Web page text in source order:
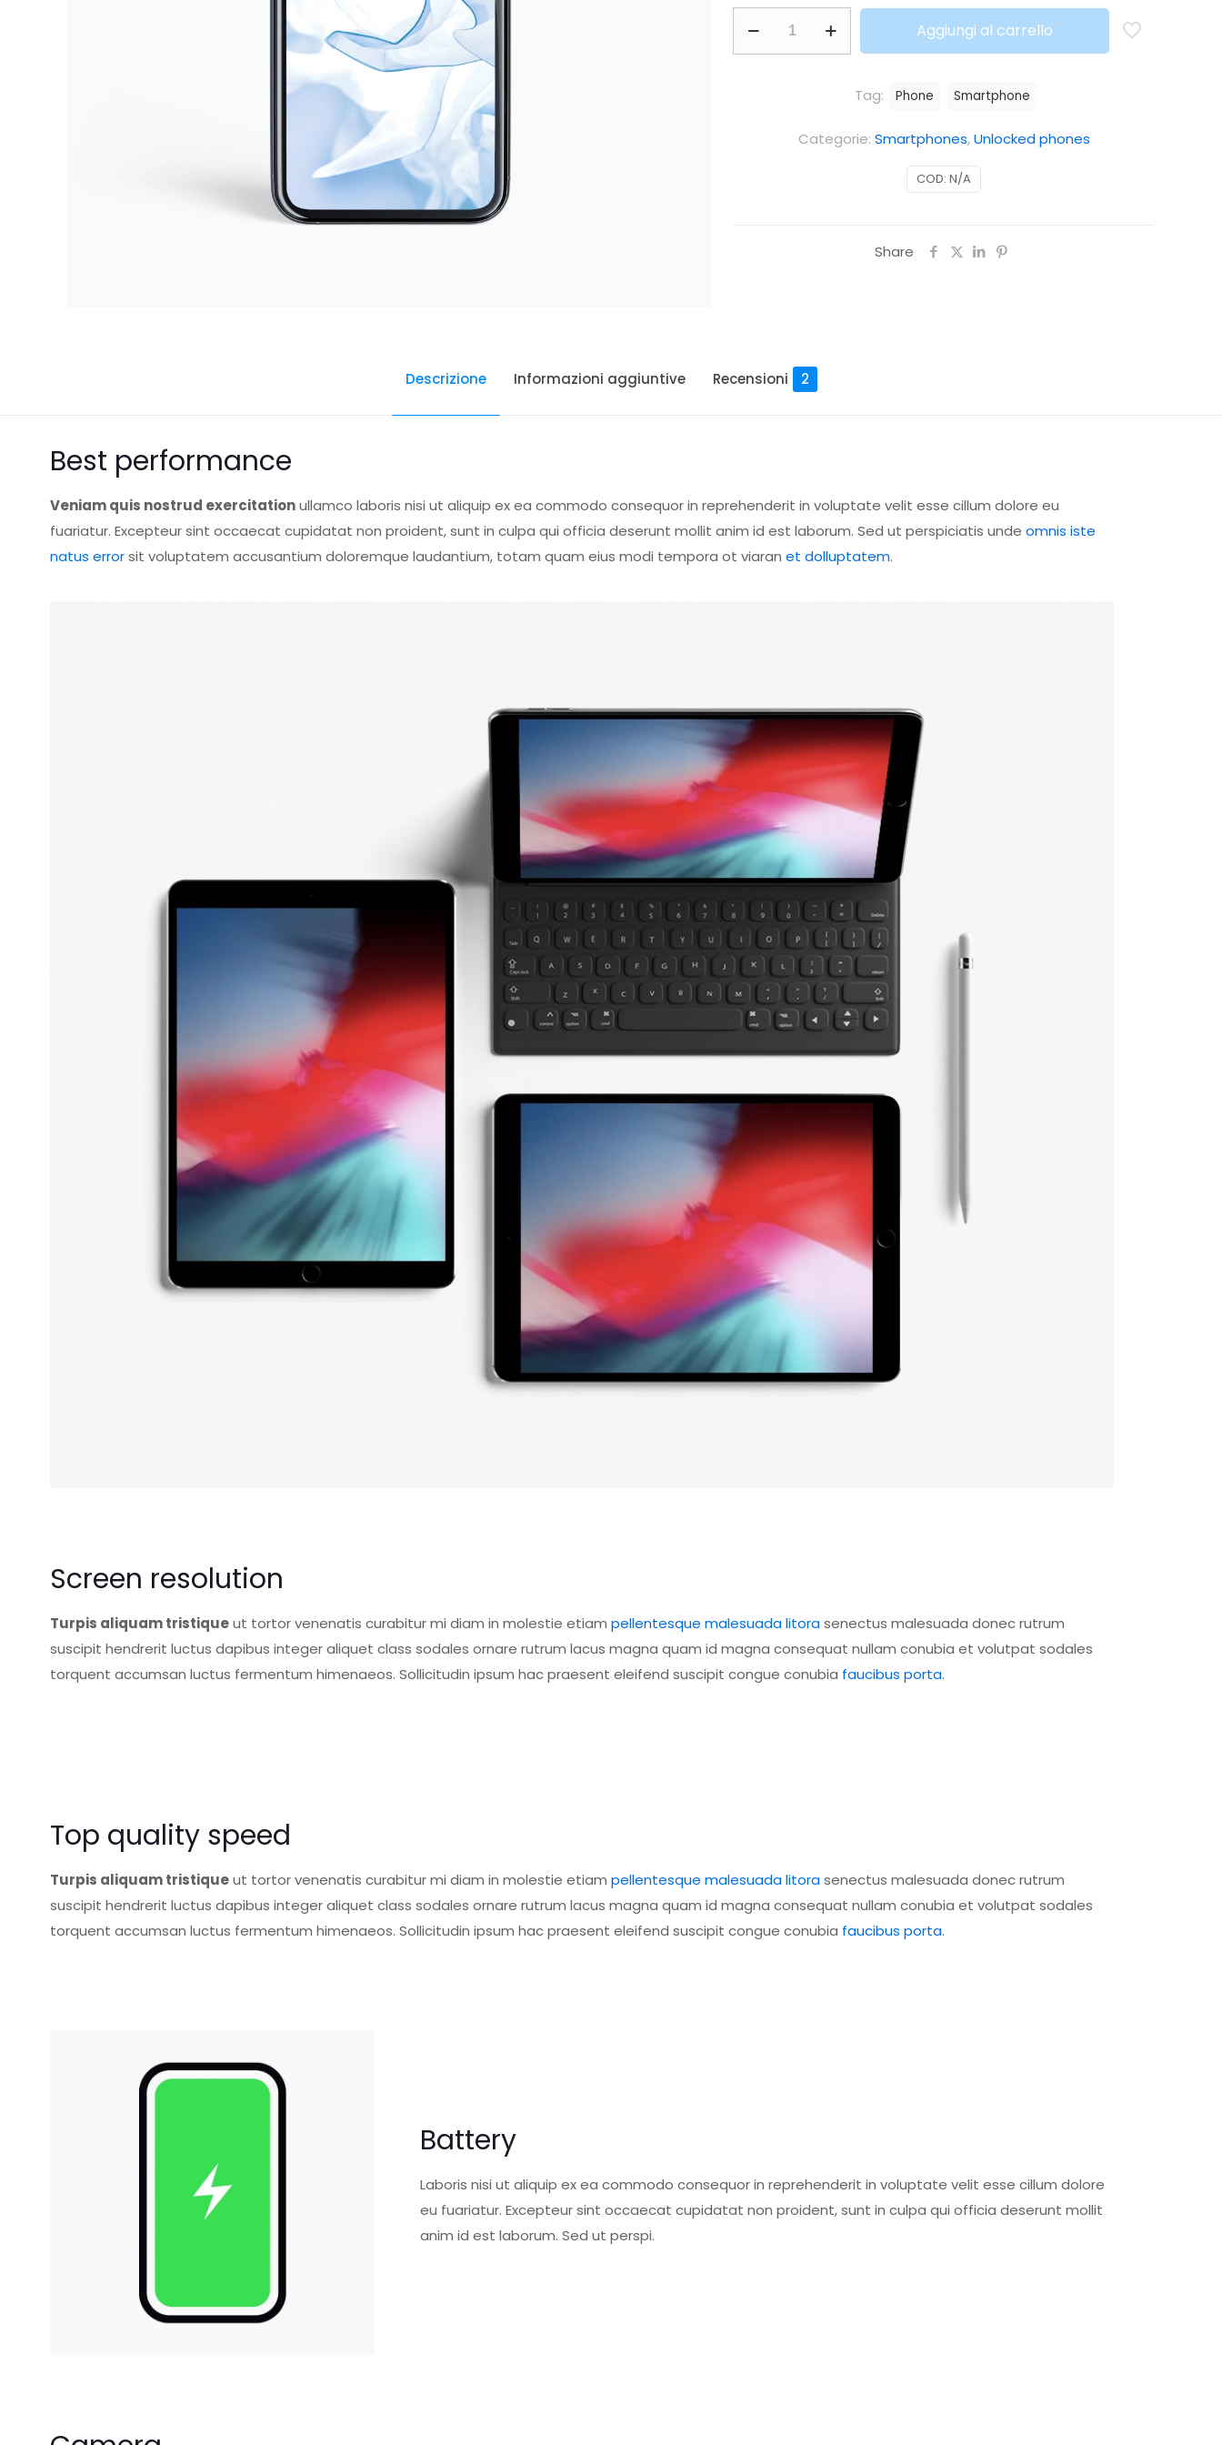
Aggiungi al carrello
COD: N/A
Categorie: Smartphones,Unlocked phones
Tag: Phone Smartphone
Share
Descrizione Informazioni aggiuntive Recensioni 2
Best performance
Veniam quis nostrud exercitationullamco laboris nisi ut aliquip ex ea commodo consequor in reprehenderit in voluptate velit esse cillum dolore eu
fuariatur. Excepteur sint occaecat cupidatat non proident, sunt in culpa qui officia deserunt mollit anim id est laborum. Sed ut perspiciatis unde omnis iste
natus errorsit voluptatem accusantium doloremque laudantium, totam quam eius modi tempora ot viaran et dolluptatem.
Screen resolution
Turpis aliquam tristiqueut tortor venenatis curabitur mi diam in molestie etiam pellentesque malesuada litorasenectus malesuada donec rutrum
suscipit hendrerit luctus dapibus integer aliquet class sodales ornare rutrum lacus magna quam id magna consequat nullam conubia et volutpat sodales
torquent accumsan luctus fermentum himenaeos. Sollicitudin ipsum hac praesent eleifend suscipit congue conubia faucibus porta.
Top quality speed
Turpis aliquam tristiqueut tortor venenatis curabitur mi diam in molestie etiam pellentesque malesuada litorasenectus malesuada donec rutrum
suscipit hendrerit luctus dapibus integer aliquet class sodales ornare rutrum lacus magna quam id magna consequat nullam conubia et volutpat sodales
torquent accumsan luctus fermentum himenaeos. Sollicitudin ipsum hac praesent eleifend suscipit congue conubia faucibus porta.
Battery
Laboris nisi ut aliquip ex ea commodo consequor in reprehenderit in voluptate velit esse cillum dolore
eu fuariatur. Excepteur sint occaecat cupidatat non proident, sunt in culpa qui officia deserunt mollit
anim id est laborum. Sed ut perspi.